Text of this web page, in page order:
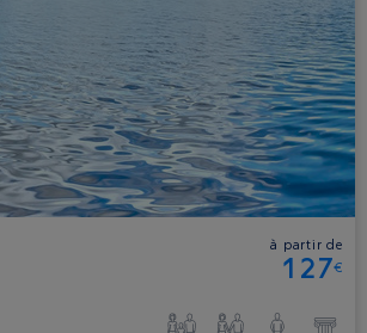
à partir de
127€